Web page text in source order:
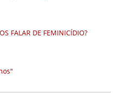
FALAR DE FEMINICÍDIO?